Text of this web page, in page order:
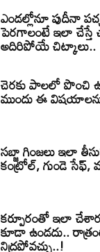
ఎండల్లోనూ పుదీనా
పెరగాలంటే ఇలా చేస్తే
అదిరిపోయే చిట్కాలు..
చెరకు పాలలో పొంచి
ముందు ఈ విషయాలను
సబ్జా గింజలు ఇలా
కంట్రోల్, గుండె సేఫ్,
కర్పూరంతో ఇలా
కూడా ఉండదు..
నిద్రపోవచ్చు..!